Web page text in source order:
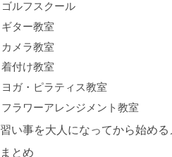
ゴルフスクール
ギター教室
カメラ教室
着付け教室
ヨガ・ピラティス教室
フラワーアレンジメント教室
習い事を大人になってから始め
まとめ